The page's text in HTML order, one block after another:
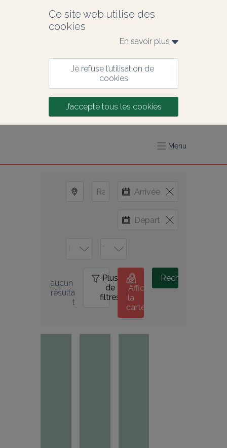
Ce site web utilise des
cookies
En savoir plus
Je refuse l’utilisation de
cookies
J’accepte tous les cookies
Menu
aucun
résulta
t
Plus
de
filtres
Afficher
la
carte
Rechercher